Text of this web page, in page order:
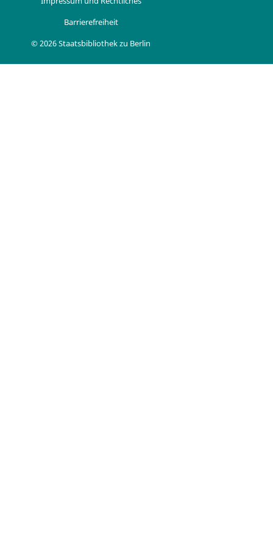
Barrierefreiheit
© 2026 Staatsbibliothek zu Berlin